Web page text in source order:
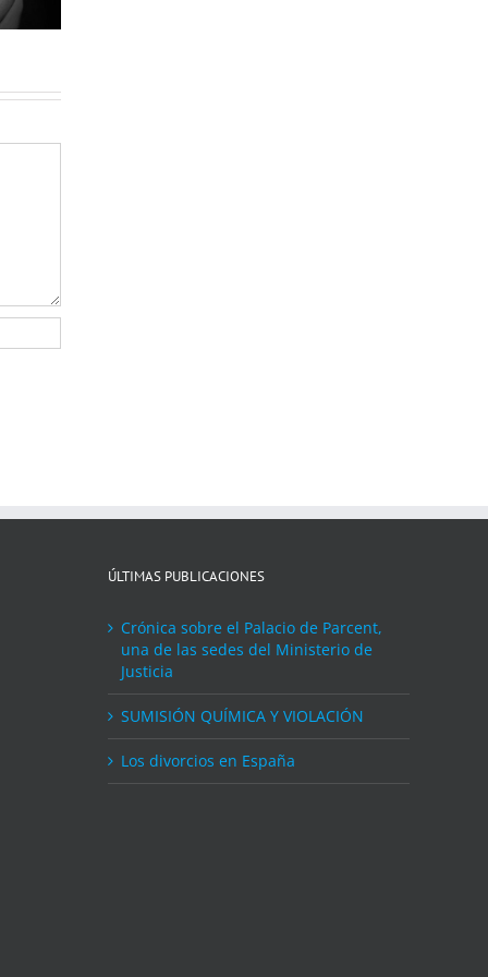
ÚLTIMAS PUBLICACIONES
Crónica sobre el Palacio de Parcent,
una de las sedes del Ministerio de
Justicia
SUMISIÓN QUÍMICA Y VIOLACIÓN
Los divorcios en España